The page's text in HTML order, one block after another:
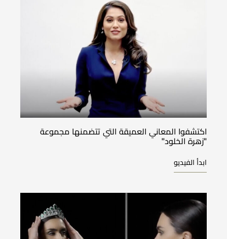
اكتشفوا المعاني العميقة التي تتضمنها مجموعة
''زهرة الخلود''
ابدأ الفيديو